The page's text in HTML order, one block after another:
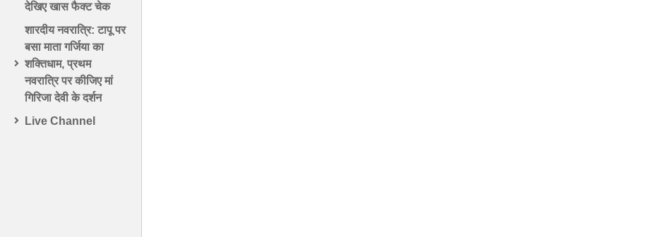
देखिए खास फैक्ट चेक
शारदीय नवरात्रि: टापू पर
बसा माता गर्जिया का
शक्तिधाम, प्रथम
नवरात्रि पर कीजिए मां
गिरिजा देवी के दर्शन
Live Channel